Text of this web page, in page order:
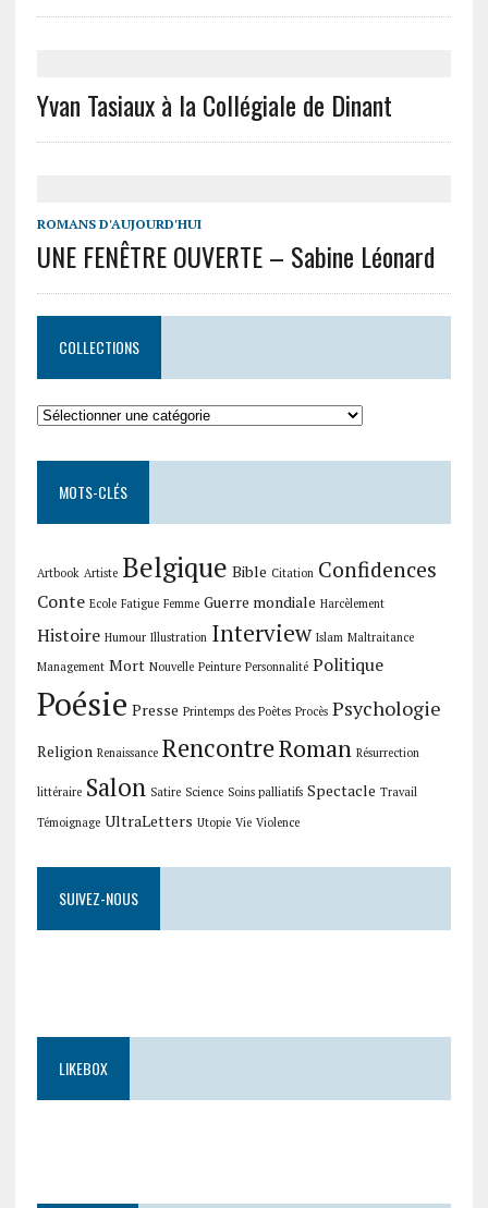
Yvan Tasiaux à la Collégiale de Dinant
ROMANS D'AUJOURD'HUI
UNE FENÊTRE OUVERTE – Sabine Léonard
COLLECTIONS
Collections
MOTS-CLÉS
Artbook Artiste Belgique Bible Citation Confidences
Conte Ecole Fatigue Femme Guerre mondiale Harcèlement
Histoire Humour Illustration Interview Islam Maltraitance
Management Mort Nouvelle Peinture Personnalité Politique
Poésie Presse Printemps des Poètes Procès Psychologie
Religion Renaissance RencontreRoman Résurrection
littéraire Salon Satire Science Soins palliatifs Spectacle Travail
Témoignage UltraLetters Utopie Vie Violence
SUIVEZ-NOUS
LIKEBOX